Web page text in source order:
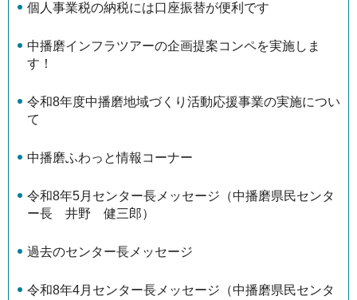
個⼈事業税の納税には口座振替が便利です
中播磨インフラツアーの企画提案コンペを実施しま
す！
令和8年度中播磨地域づくり活動応援事業の実施につい
て
中播磨ふわっと情報コーナー
令和8年5月センター長メッセージ（中播磨県民センタ
ー長 井野 健三郎）
過去のセンター長メッセージ
令和8年4月センター長メッセージ（中播磨県民センタ